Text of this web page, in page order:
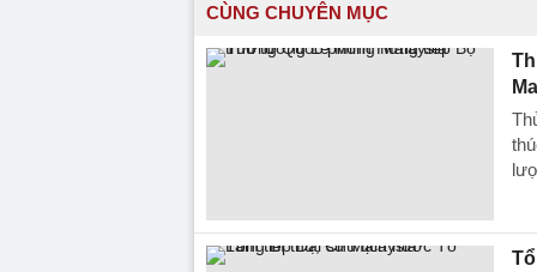
CÙNG CHUYÊN MỤC